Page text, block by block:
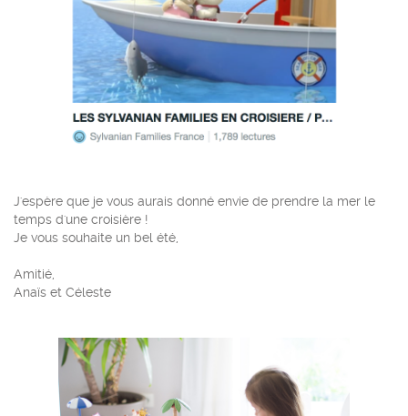
J'espère que je vous aurais donné envie de prendre la mer le
temps d'une croisière !
Je vous souhaite un bel été,
Amitié,
Anaïs et Céleste